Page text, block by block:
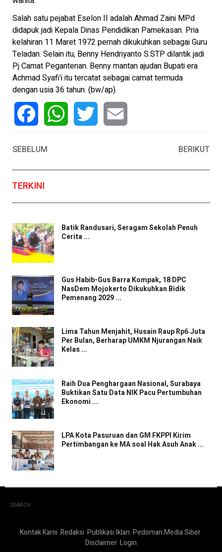
Salah satu pejabat Eselon II adalah Ahmad Zaini MPd
didapuk jadi Kepala Dinas Pendidikan Pamekasan. Pria
kelahiran 11 Maret 1972 pernah dikukuhkan sebagai Guru
Teladan. Selain itu, Benny Hendriyanto S.STP dilantik jadi
Pj Camat Pegantenan. Benny mantan ajudan Bupati era
Achmad Syafi'i itu tercatat sebagai camat termuda
dengan usia 36 tahun. (bw/ap).
SEBELUM
BERIKUT
TERKINI
Batik Randusari, Seragam Sekolah Penuh
Cerita ...
Gus Habib-Gus Barra Kompak, 18 DPC
NasDem Mojokerto Dikukuhkan Bidik
Pemenang 2029 ...
Lima Tahun Menjahit, Husain Raup Rp6 Juta
Per Bulan, Berharap UMKM Njurangan Naik
Kelas ...
Raih Dua Penghargaan Nasional, Surabaya
Buktikan Satu Data NIK Pacu Pertumbuhan
Ekonomi ...
LPA Kota Pasuruan dan GM FKPPI Kirim
Pertimbangan ke MA soal Hak Asuh Anak ...
SEARCH
Kontak Kami Redaksi Publikasi Iklan Pedoman Media Siber
Disclaimer Login